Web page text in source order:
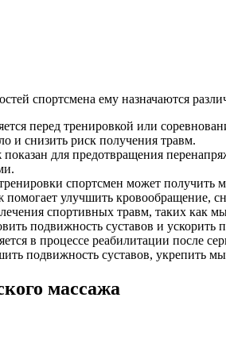
спортсмена ему назначаются
перед тренировкой или
и снизить риск получения травм.
для предотвращения
спортсмен может получить
улучшить кровообращение,
спортивных травм, таких как
подвижность суставов и ускорить
в процессе реабилитации после
подвижность суставов, укрепить
массажа